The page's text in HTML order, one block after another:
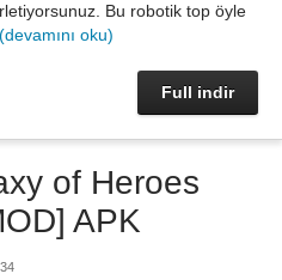
Bu robotik top öyle
(devamını oku)
Full indir
of Heroes
APK